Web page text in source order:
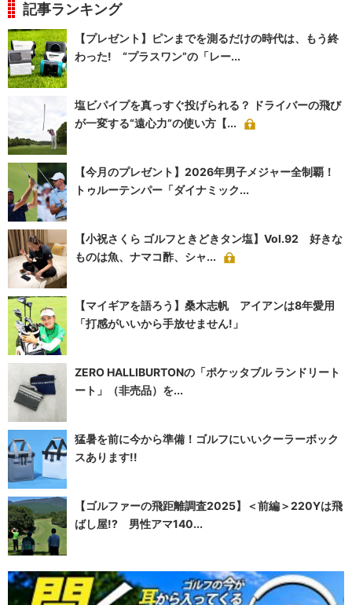
記事ランキング
【プレゼント】ピンまでを測るだけの時代は、もう終
わった! “プラスワン”の「レー...
塩ビパイプを真っすぐ投げられる？ ドライバーの飛び
が一変する“遠心力”の使い方【...
【今月のプレゼント】2026年男子メジャー全制覇！
トゥルーテンパー「ダイナミック...
【小祝さくら ゴルフときどきタン塩】Vol.92 好きな
ものは魚、ナマコ酢、シャ...
【マイギアを語ろう】桑木志帆 アイアンは8年愛用
「打感がいいから手放せません!」
ZERO HALLIBURTONの「ポケッタブル ランドリート
ート」（非売品）を...
猛暑を前に今から準備！ゴルフにいいクーラーボック
スあります!!
【ゴルファーの飛距離調査2025】＜前編＞220Yは飛
ばし屋!? 男性アマ140...